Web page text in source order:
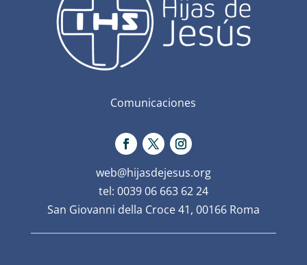
Comunicaciones
web@hijasdejesus.org
tel: 0039 06 663 62 24
San Giovanni della Croce 41, 00166 Roma